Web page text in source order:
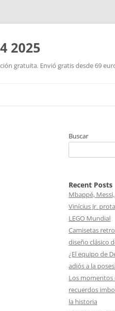
2025
gratuita. Envió gratis desde 69
Buscar
Recent Posts
Mbappé,
Vinícius Jr.
LEGO Mundial
Camisetas
diseño clásico
¿El equipo de
adiós a la
Los momentos
recuerdos
la historia